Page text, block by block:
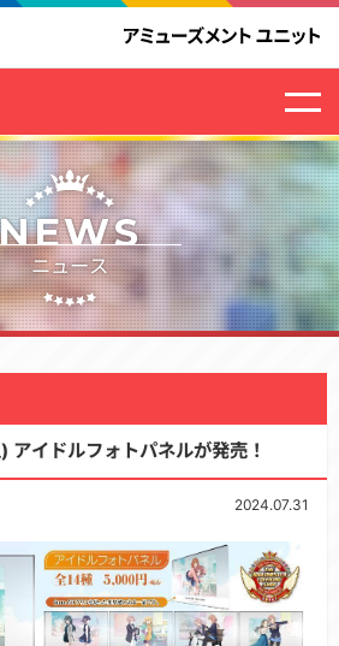
ニュース
アイドルフォトパネルが発売！
2024.07.31